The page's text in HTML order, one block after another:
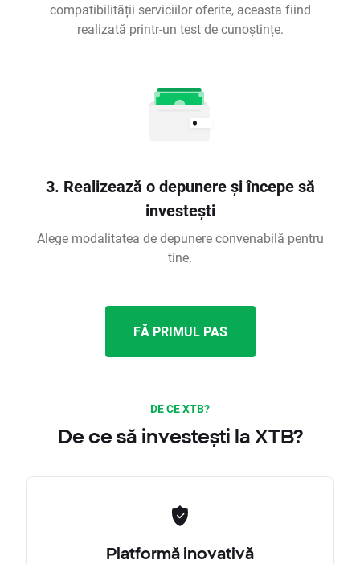
compatibilității serviciilor oferite, aceasta fiind
realizată printr-un test de cunoștințe.
3. Realizează o depunere și începe să
investești
Alege modalitatea de depunere convenabilă pentru
tine.
FĂ PRIMUL PAS
DE CE XTB?
De ce să investești la XTB?
Platformă inovativă